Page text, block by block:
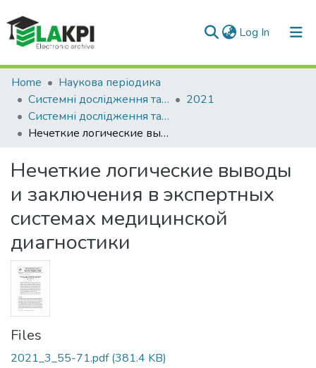
Log In (current)
Communities & Collections
All of DSpace
Statistics
Home
Наукова періодика
Системні дослідження та інформаційні технології
2021
Системні дослідження та інформаційні технології: міжнародний науково-технічний журнал, № 3
Нечеткие логические выводы и заключения в экспертных системах медицинской диагностики
Нечеткие логические выводы
и заключения в экспертных
системах медицинской
диагностики
Files
2021_3_55-71.pdf(381.4 KB)